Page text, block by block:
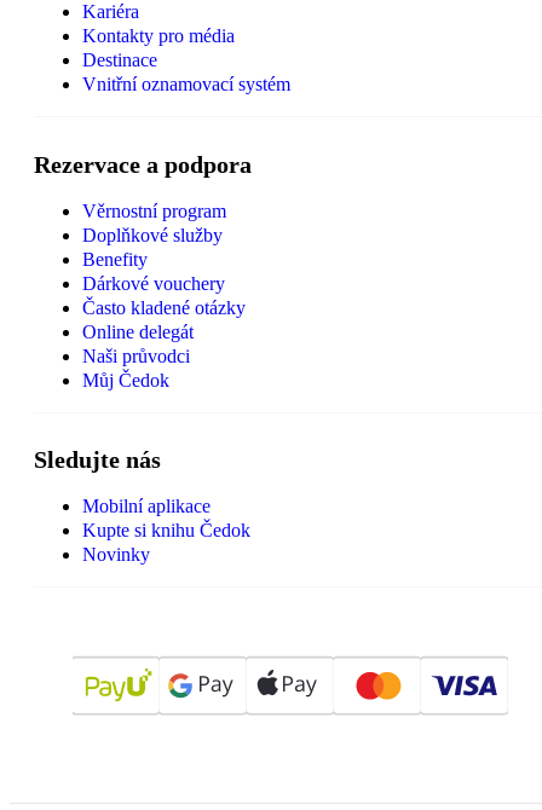
Kariéra
Kontakty pro média
Destinace
Vnitřní oznamovací systém
Rezervace a podpora
Věrnostní program
Doplňkové služby
Benefity
Dárkové vouchery
Často kladené otázky
Online delegát
Naši průvodci
Můj Čedok
Sledujte nás
Mobilní aplikace
Kupte si knihu Čedok
Novinky